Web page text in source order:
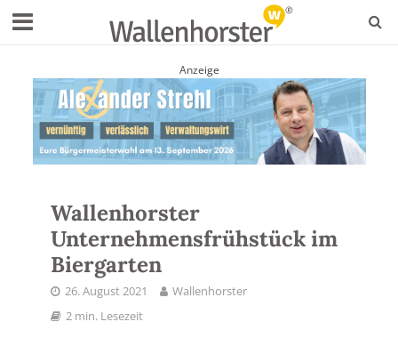
Anzeige
Wallenhorster
Unternehmensfrühstück im
Biergarten
26. August 2021
Wallenhorster
2 min. Lesezeit